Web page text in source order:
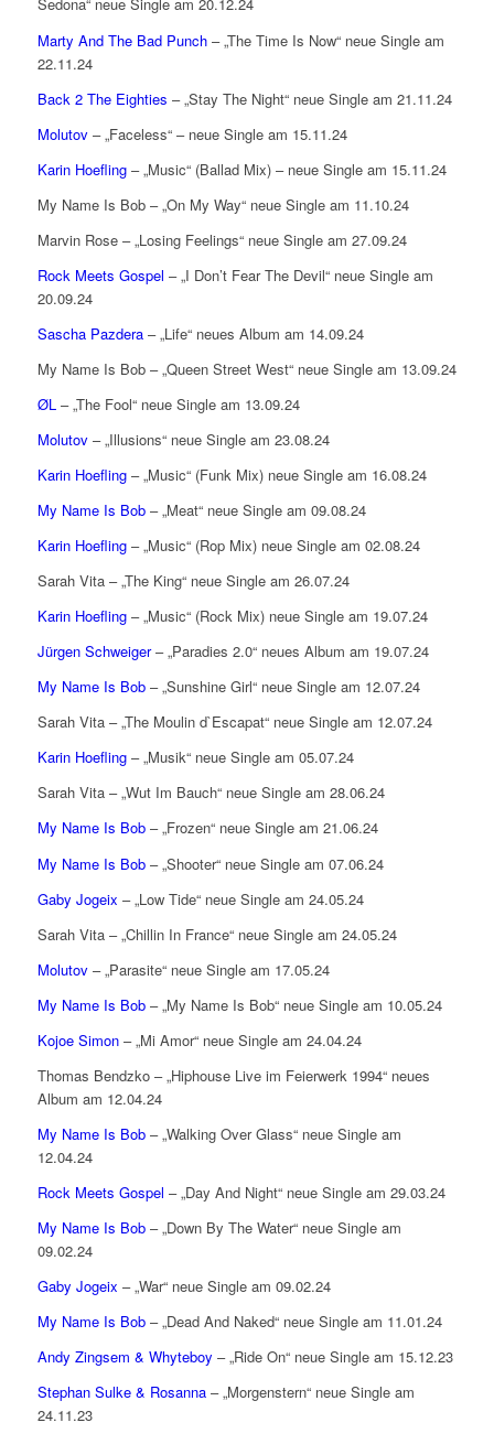
Sedona“ neue Single am 20.12.24
Marty And The Bad Punch– „The Time Is Now“ neue Single am
22.11.24
Back 2 The Eighties – „Stay The Night“ neue Single am 21.11.24
Molutov – „Faceless“ – neue Single am 15.11.24
Karin Hoefling– „Music“ (Ballad Mix) – neue Single am 15.11.24
My Name Is Bob – „On My Way“ neue Single am 11.10.24
Marvin Rose – „Losing Feelings“ neue Single am 27.09.24
Rock Meets Gospel – „I Don’t Fear The Devil“ neue Single am
20.09.24
Sascha Pazdera– „Life“ neues Album am 14.09.24
My Name Is Bob – „Queen Street West“ neue Single am 13.09.24
ØL– „The Fool“ neue Single am 13.09.24
Molutov– „Illusions“ neue Single am 23.08.24
Karin Hoefling– „Music“ (Funk Mix) neue Single am 16.08.24
My Name Is Bob– „Meat“ neue Single am 09.08.24
Karin Hoefling– „Music“ (Rop Mix) neue Single am 02.08.24
Sarah Vita – „The King“ neue Single am 26.07.24
Karin Hoefling– „Music“ (Rock Mix) neue Single am 19.07.24
Jürgen Schweiger– „Paradies 2.0“ neues Album am 19.07.24
My Name Is Bob– „Sunshine Girl“ neue Single am 12.07.24
Sarah Vita – „The Moulin d`Escapat“ neue Single am 12.07.24
Karin Hoefling– „Musik“ neue Single am 05.07.24
Sarah Vita – „Wut Im Bauch“ neue Single am 28.06.24
My Name Is Bob– „Frozen“ neue Single am 21.06.24
My Name Is Bob– „Shooter“ neue Single am 07.06.24
Gaby Jogeix – „Low Tide“ neue Single am 24.05.24
Sarah Vita – „Chillin In France“ neue Single am 24.05.24
Molutov– „Parasite“ neue Single am 17.05.24
My Name Is Bob– „My Name Is Bob“ neue Single am 10.05.24
Kojoe Simon– „Mi Amor“ neue Single am 24.04.24
Thomas Bendzko – „Hiphouse Live im Feierwerk 1994“ neues
Album am 12.04.24
My Name Is Bob– „Walking Over Glass“ neue Single am
12.04.24
Rock Meets Gospel – „Day And Night“ neue Single am 29.03.24
My Name Is Bob– „Down By The Water“ neue Single am
09.02.24
Gaby Jogeix – „War“ neue Single am 09.02.24
My Name Is Bob– „Dead And Naked“ neue Single am 11.01.24
Andy Zingsem & Whyteboy – „Ride On“ neue Single am 15.12.23
Stephan Sulke & Rosanna– „Morgenstern“ neue Single am
24.11.23